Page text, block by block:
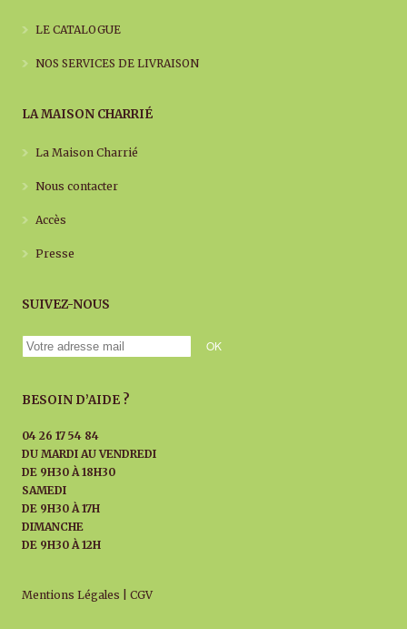
LE CATALOGUE
NOS SERVICES DE LIVRAISON
LA MAISON CHARRIÉ
La Maison Charrié
Nous contacter
Accès
Presse
SUIVEZ-NOUS
BESOIN D’AIDE ?
04 26 17 54 84
DU MARDI AUVENDREDI
DE 9H30 À 18H30
SAMEDI
DE 9H30 À 17H
DIMANCHE
DE 9H30 À 12H
Mentions Légales CGV